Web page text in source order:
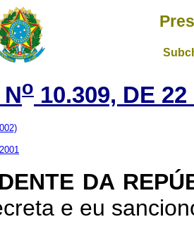
o 10.309, DE
DA
e eu